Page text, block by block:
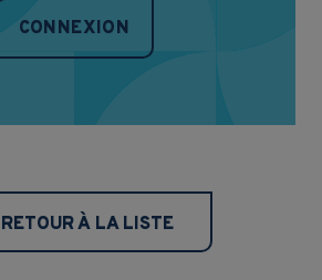
CONNEXION
RETOUR À LA LISTE